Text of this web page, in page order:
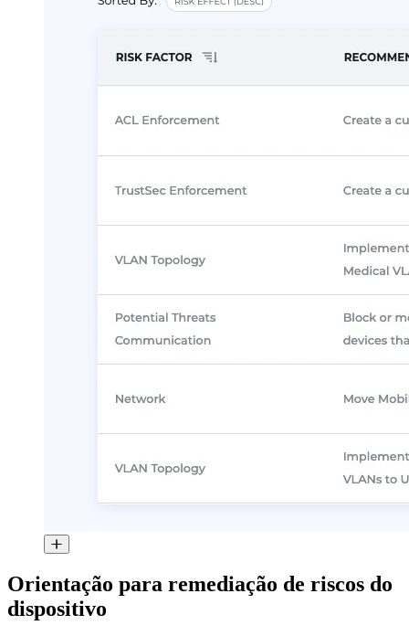
Orientação para remediação de riscos do
dispositivo